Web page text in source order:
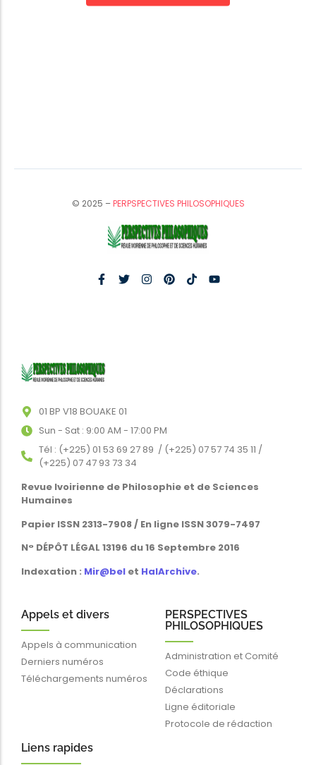
© 2025 –PERPSPECTIVES PHILOSOPHIQUES
01 BP V18 BOUAKE 01
Sun - Sat : 9:00 AM - 17:00 PM
Tél : (+225) 01 53 69 27 89 / (+225) 07 57 74 35 11 /
(+225) 07 47 93 73 34
Revue Ivoirienne de Philosophie et de Sciences
Humaines
Papier ISSN 2313-7908 / En ligne ISSN 3079-7497
N° DÉPÔT LÉGAL 13196 du 16 Septembre 2016
Indexation : Mir@bel et HalArchive.
Appels et divers
Appels à communication
Derniers numéros
Téléchargements numéros
PERSPECTIVES
PHILOSOPHIQUES
Administration et Comité
Code éthique
Déclarations
Ligne éditoriale
Protocole de rédaction
Liens rapides